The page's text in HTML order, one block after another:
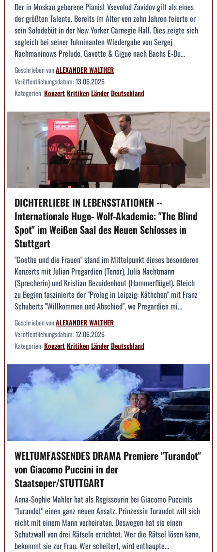
Der in Moskau geborene Pianist Vsevolod Zavidov gilt als eines
der größten Talente. Bereits im Alter von zehn Jahren feierte er
sein Solodebüt in der New Yorker Carnegie Hall. Dies zeigte sich
sogleich bei seiner fulminanten Wiedergabe von Sergej
Rachmaninows Prelude, Gavotte & Gigue nach Bachs E-Du...
Geschrieben vonALEXANDER WALTHER
Veröffentlichungsdatum:13.06.2026
Kategorien:KonzertKritikenLänderDeutschland
DICHTERLIEBE IN LEBENSSTATIONEN --
Internationale Hugo- Wolf-Akademie: "The Blind
Spot" im Weißen Saal des Neuen Schlosses in
Stuttgart
"Goethe und die Frauen" stand im Mittelpunkt dieses besonderen
Konzerts mit Julian Pregardien (Tenor), Julia Nachtmann
(Sprecherin) und Kristian Bezuidenhout (Hammerflügel). Gleich
zu Beginn faszinierte der "Prolog in Leipzig: Käthchen" mit Franz
Schuberts "Willkommen und Abschied", wo Pregardien mi...
Geschrieben vonALEXANDER WALTHER
Veröffentlichungsdatum:12.06.2026
Kategorien:KonzertKritikenLänderDeutschland
WELTUMFASSENDES DRAMA Premiere "Turandot"
von Giacomo Puccini in der
Staatsoper/STUTTGART
Anna-Sophie Mahler hat als Regisseurin bei Giacomo Puccinis
"Turandot" einen ganz neuen Ansatz. Prinzessin Turandot will sich
nicht mit einem Mann verheiraten. Deswegen hat sie einen
Schutzwall von drei Rätseln errichtet. Wer die Rätsel lösen kann,
bekommt sie zur Frau. Wer scheitert, wird enthaupte...